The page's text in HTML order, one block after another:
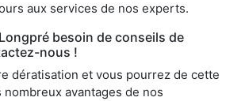
aux services de nos experts.
besoin de conseils de
nous !
dératisation et vous pourrez de cette
avantages de nos